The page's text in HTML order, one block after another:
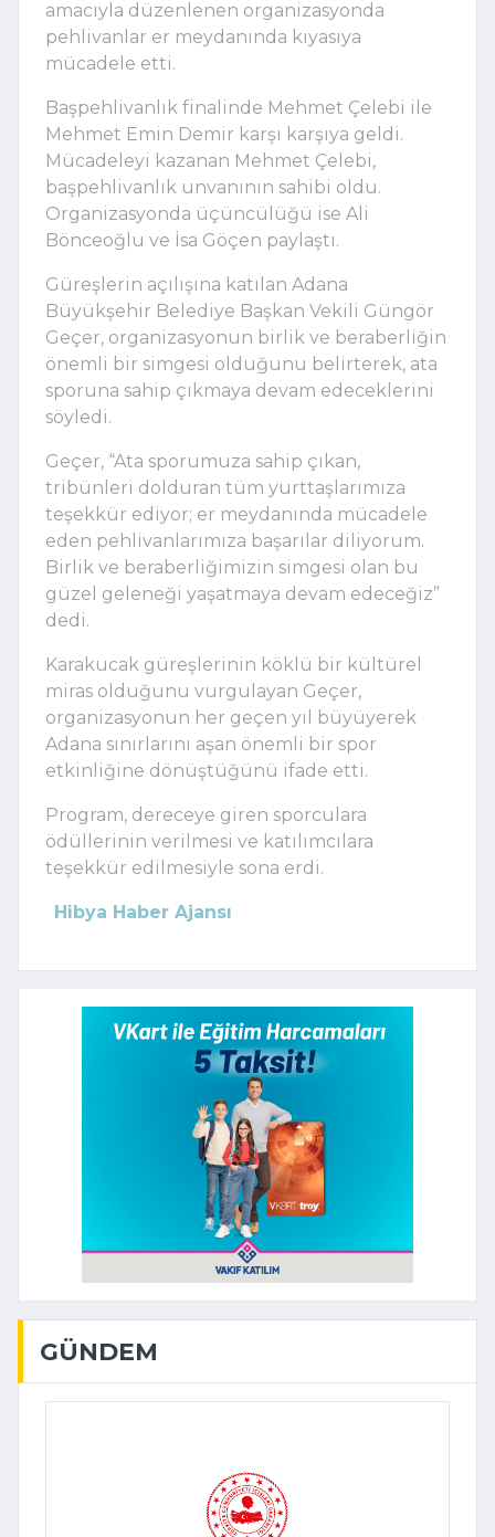
amacıyla düzenlenen organizasyonda
pehlivanlar er meydanında kıyasıya
mücadele etti.
Başpehlivanlık finalinde Mehmet Çelebi ile
Mehmet Emin Demir karşı karşıya geldi.
Mücadeleyi kazanan Mehmet Çelebi,
başpehlivanlık unvanının sahibi oldu.
Organizasyonda üçüncülüğü ise Ali
Bönceoğlu ve İsa Göçen paylaştı.
Güreşlerin açılışına katılan Adana
Büyükşehir Belediye Başkan Vekili Güngör
Geçer, organizasyonun birlik ve beraberliğin
önemli bir simgesi olduğunu belirterek, ata
sporuna sahip çıkmaya devam edeceklerini
söyledi.
Geçer, “Ata sporumuza sahip çıkan,
tribünleri dolduran tüm yurttaşlarımıza
teşekkür ediyor; er meydanında mücadele
eden pehlivanlarımıza başarılar diliyorum.
Birlik ve beraberliğimizin simgesi olan bu
güzel geleneği yaşatmaya devam edeceğiz”
dedi.
Karakucak güreşlerinin köklü bir kültürel
miras olduğunu vurgulayan Geçer,
organizasyonun her geçen yıl büyüyerek
Adana sınırlarını aşan önemli bir spor
etkinliğine dönüştüğünü ifade etti.
Program, dereceye giren sporculara
ödüllerinin verilmesi ve katılımcılara
teşekkür edilmesiyle sona erdi.
Hibya Haber Ajansı
GÜNDEM